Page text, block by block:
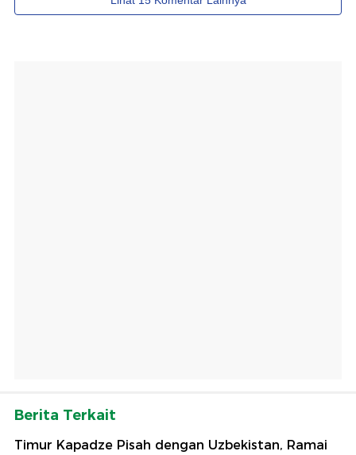
Berita Terkait
Timur Kapadze Pisah dengan Uzbekistan, Ramai